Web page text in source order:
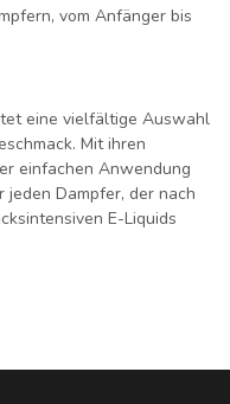
vom Anfänger bis
eine vielfältige Auswahl
Mit ihren
einfachen Anwendung
Dampfer, der nach
E-Liquids